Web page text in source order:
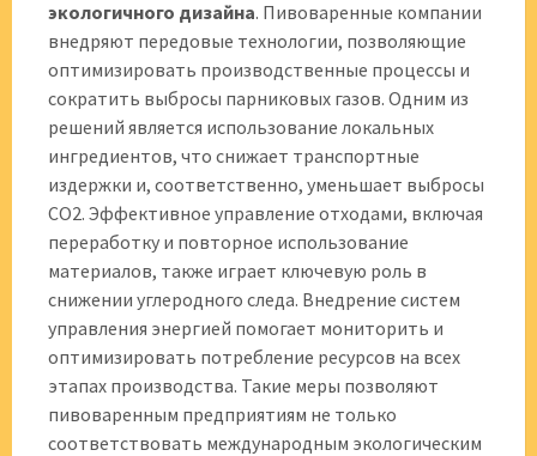
экологичного дизайна. Пивоваренные компании
внедряют передовые технологии, позволяющие
оптимизировать производственные процессы и
сократить выбросы парниковых газов. Одним из
решений является использование локальных
ингредиентов, что снижает транспортные
издержки и, соответственно, уменьшает выбросы
CO2. Эффективное управление отходами, включая
переработку и повторное использование
материалов, также играет ключевую роль в
снижении углеродного следа. Внедрение систем
управления энергией помогает мониторить и
оптимизировать потребление ресурсов на всех
этапах производства. Такие меры позволяют
пивоваренным предприятиям не только
соответствовать международным экологическим